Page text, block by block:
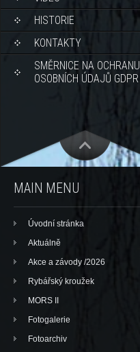
HISTORIE
KONTAKTY
SMĚRNICE NA OCHRANU
OSOBNÍCH ÚDAJŮ GDPR
MAIN MENU
Úvodní stránka
Aktuálně
Akce a závody /2026
Rybářský kroužek
MORS II
Fotogalerie
Fotoarchiv